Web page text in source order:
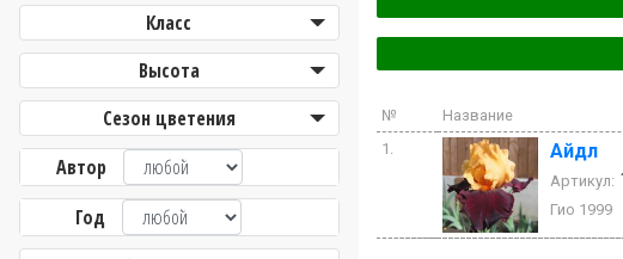
Класс
Высота
Сезон цветения
Автор
Год
№ Название
1.
Айдл
Артикул:
Гио 1999